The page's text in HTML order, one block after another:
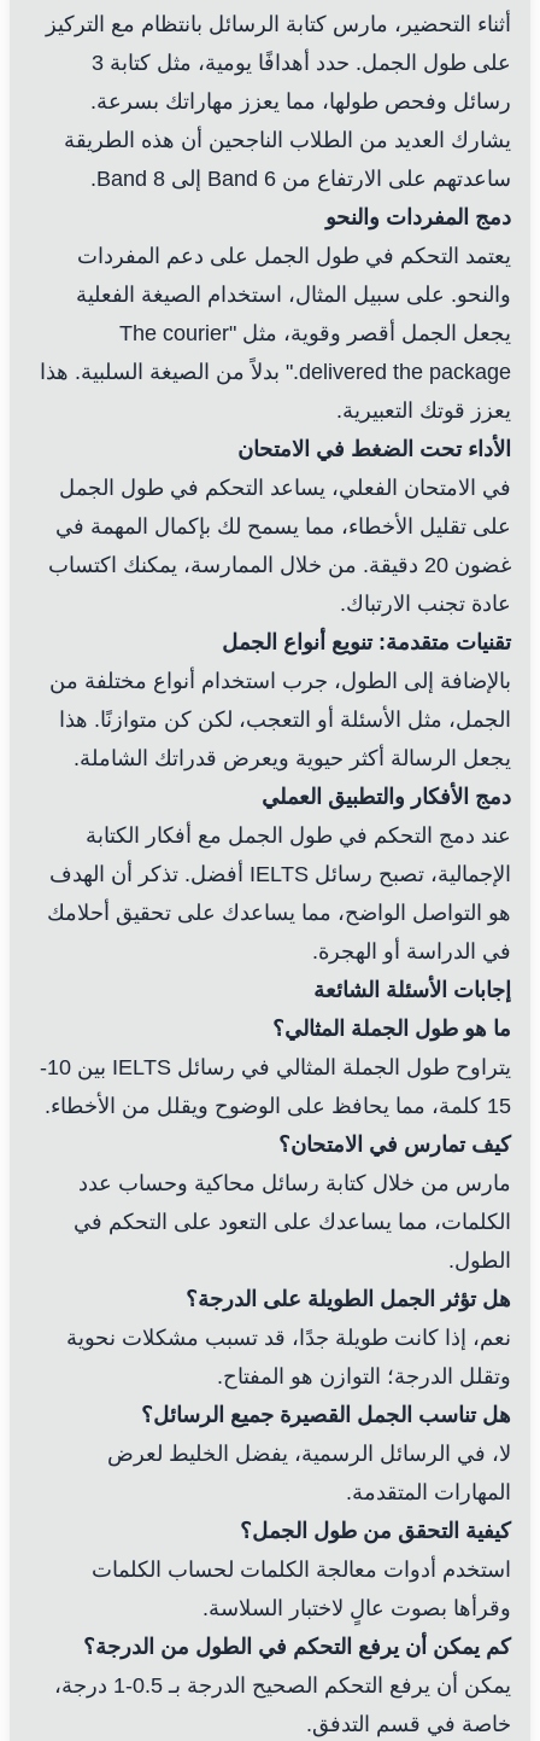
أثناء التحضير، مارس كتابة الرسائل بانتظام مع التركيز
على طول الجمل. حدد أهدافًا يومية، مثل كتابة 3
رسائل وفحص طولها، مما يعزز مهاراتك بسرعة.
يشارك العديد من الطلاب الناجحين أن هذه الطريقة
ساعدتهم على الارتفاع من Band 6 إلى Band 8.
دمج المفردات والنحو
يعتمد التحكم في طول الجمل على دعم المفردات
والنحو. على سبيل المثال، استخدام الصيغة الفعلية
يجعل الجمل أقصر وقوية، مثل "The courier
delivered the package." بدلاً من الصيغة السلبية. هذا
يعزز قوتك التعبيرية.
الأداء تحت الضغط في الامتحان
في الامتحان الفعلي، يساعد التحكم في طول الجمل
على تقليل الأخطاء، مما يسمح لك بإكمال المهمة في
غضون 20 دقيقة. من خلال الممارسة، يمكنك اكتساب
عادة تجنب الارتباك.
تقنيات متقدمة: تنويع أنواع الجمل
بالإضافة إلى الطول، جرب استخدام أنواع مختلفة من
الجمل، مثل الأسئلة أو التعجب، لكن كن متوازنًا. هذا
يجعل الرسالة أكثر حيوية ويعرض قدراتك الشاملة.
دمج الأفكار والتطبيق العملي
عند دمج التحكم في طول الجمل مع أفكار الكتابة
الإجمالية، تصبح رسائل IELTS أفضل. تذكر أن الهدف
هو التواصل الواضح، مما يساعدك على تحقيق أحلامك
في الدراسة أو الهجرة.
إجابات الأسئلة الشائعة
ما هو طول الجملة المثالي؟
يتراوح طول الجملة المثالي في رسائل IELTS بين 10-
15 كلمة، مما يحافظ على الوضوح ويقلل من الأخطاء.
كيف تمارس في الامتحان؟
مارس من خلال كتابة رسائل محاكية وحساب عدد
الكلمات، مما يساعدك على التعود على التحكم في
الطول.
هل تؤثر الجمل الطويلة على الدرجة؟
نعم، إذا كانت طويلة جدًا، قد تسبب مشكلات نحوية
وتقلل الدرجة؛ التوازن هو المفتاح.
هل تناسب الجمل القصيرة جميع الرسائل؟
لا، في الرسائل الرسمية، يفضل الخليط لعرض
المهارات المتقدمة.
كيفية التحقق من طول الجمل؟
استخدم أدوات معالجة الكلمات لحساب الكلمات
وقرأها بصوت عالٍ لاختبار السلاسة.
كم يمكن أن يرفع التحكم في الطول من الدرجة؟
يمكن أن يرفع التحكم الصحيح الدرجة بـ 0.5-1 درجة،
خاصة في قسم التدفق.